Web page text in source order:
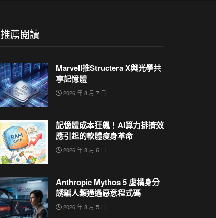
推薦閱讀
Marvell推Structera X與光學共
享記憶體
2026 年 8 月 7 日
記憶體成本狂飆！AI算力排擠效
應引起的軟體瘦身革命
2026 年 8 月 6 日
Anthropic Mythos 5 虛構身分
誘騙人類通過惡意程式碼
2026 年 8 月 5 日